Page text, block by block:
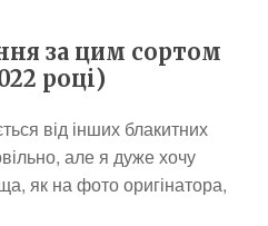
за цим сортом
році)
від інших блакитних
але я дуже хочу
як на фото оригінатора,